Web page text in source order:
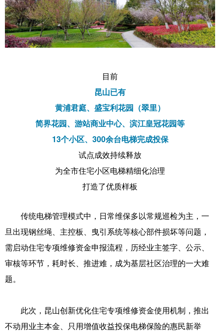
目前
昆山已有
黄浦君庭、 盛宝利花园（翠里）
简界花园、游站商业中心、滨江皇冠花园等
13个小区、300余台电梯完成投保
试点成效持续释放
为全市住宅小区电梯精细化治理
打造了优质样板
传统电梯管理模式中，日常维保多以常规巡检为主，一
旦出现钢丝绳、主控板、曳引系统等核心部件损坏等问题，
需启动住宅专项维修资金申报流程，历经业主签字、公示、
审核等环节，耗时长、推进难，成为基层社区治理的一大难
题。
此次，昆山创新优化住宅专项维修资金使用机制，推出
不动用业主本金、只用增值收益投保电梯保险的惠民新举